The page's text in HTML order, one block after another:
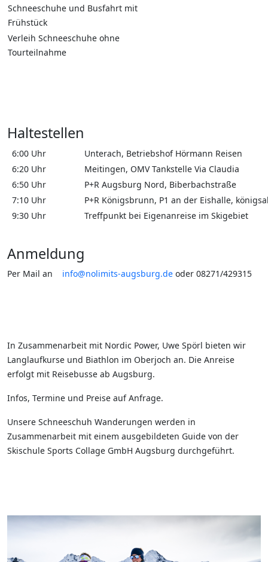
Schneeschuhe und Busfahrt mit
Frühstück
Verleih Schneeschuhe ohne
Tourteilnahme
Haltestellen
6:00 Uhr
Unterach, Betriebshof Hörmann Reisen
6:20 Uhr
Meitingen, OMV Tankstelle Via Claudia
6:50 Uhr
P+R Augsburg Nord, Biberbachstraße
7:10 Uhr
P+R Königsbrunn, P1 an der Eishalle,
9:30 Uhr
Treffpunkt bei Eigenanreise im Skigebiet
Anmeldung
Per Mail an info@nolimits-augsburg.de oder 08271/429315
In Zusammenarbeit mit Nordic Power, Uwe Spörl bieten wir
Langlaufkurse und Biathlon im Oberjoch an. Die Anreise
erfolgt mit Reisebusse ab Augsburg.
Infos, Termine und Preise auf Anfrage.
Unsere Schneeschuh Wanderungen werden in
Zusammenarbeit mit einem ausgebildeten Guide von der
Skischule Sports Collage GmbH Augsburg durchgeführt.